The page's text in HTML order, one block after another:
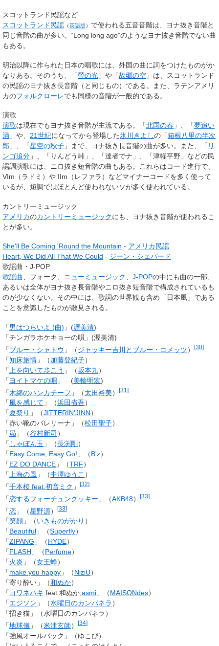
スコットランド民謡など
スコットランド民謡 （英語版 ） で使われる五音音階は、ヨナ抜き音階と
同じ音階の曲が多い。“Long long ago”のようなヨナ抜き音階でない曲
もある。
明治以降に作られた日本の唱歌には、外国の曲に詞をつけたものがか
なりある。そのうち、「螢の光 」や「故郷の空 」は、スコットランド
の民謡のヨナ抜き長音階（と同じもの）である。また、ラテンアメリ
カのフォルクローレでも同様の音階が一般的である。
演歌
演歌は現在でもヨナ抜き音階が主流である。「北国の春 」、「夢追い
酒 」や、 21世紀になってから登場した氷川きよしの「箱根八里の半次
郎 」、「星空の秋子 」まで、ヨナ抜き長音階の曲が多い。また、「 リ
ンゴ追分 」、「りんどう峠」、「達者でナ」、「津軽平野」などの民
謡調演歌には、ニロ抜き短音階の曲もある。これらはコード進行で、
VIm（ラドミ）や IIm（レファラ）などマイナーコードを多く使って
いるが、短調ではほとんど使われないソが多く使われている。
カントリーミュージック
アメリカのカントリーミュージックにも、ヨナ抜き音階が使われるこ
とが多い。
She'll Be Coming 'Round the Mountain - アメリカ民謡
Heart, We Did All That We Could - ジーン・シェパード
歌謡曲・J-POP
歌謡曲、フォーク、 ニューミュージック、 J-POPの中にも曲の一部、
あるいは全体がヨナ抜き長音階やニロ抜き短音階で構成されているも
のが少なくない。その中には、歌詞の世界観も含め「日本風」である
ことを意識したものが散見される。
「男はつらいよ (曲) 」(渥美清)
「チンガラホケキョーの唄」(渥美清)
「ブルー・シャトウ 」（ジャッキー吉川とブルー・コメッツ） [30]
「知床旅情 」（加藤登紀子）
「 上を向いて歩こう 」（坂本九）
「ヨイトマケの唄 」 (美輪明宏)
「木綿のハンカチーフ 」（太田裕美） [31 ]
「風を感じて 」（浜田省吾）
「夏祭り 」（JITTERIN'JINN）
「赤い靴のバレリーナ」（松田聖子）
「 昴 」（谷村新司 ）
「 しゃぼん玉 」（長渕剛 ）
「Easy Come, Easy Go! 」（B'z）
「EZ DO DANCE 」（TRF）
「上海の風 」（中澤ゆうこ ）
「千本桜 feat.初音ミク 」 [32]
「恋するフォーチュンクッキー 」（AKB48） [33]
「恋 」（星野源） [33]
「笑顔 」（いきものがかり ）
「Beautiful 」（Superfly）
「ZIPANG 」（HYDE）
「FLASH 」（Perfume）
「火炎 」（女王蜂）
「make you happy 」（NiziU）
「寄り酔い」（和ぬか）
「 ヨワネハキ feat.和ぬか,asmi 」（MAISONdes）
「エジソン 」（水曜日のカンパネラ ）
「招き猫」（水曜日のカンパネラ）
「地球儀 」（米津玄師） [34]
「強風オールバック」（ゆこぴ）